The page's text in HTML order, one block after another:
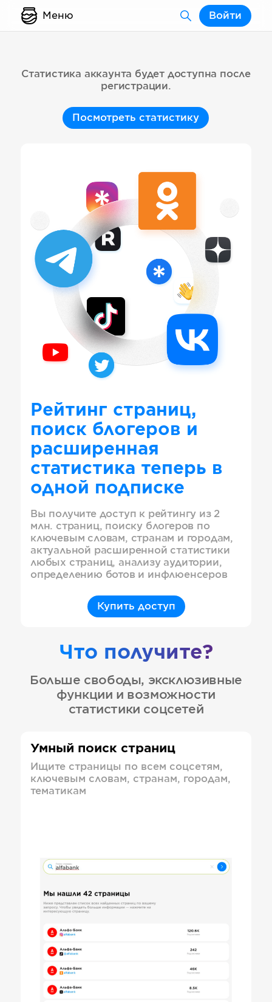
Меню Войти
Статистика аккаунта будет доступна после
регистрации.
Посмотреть статистику
Рейтинг страниц,
поиск блогеров и
расширенная
статистика теперь в
одной подписке
Вы получите доступ к рейтингу из 2
млн. страниц, поиску блогеров по
ключевым словам, странам и городам,
актуальной расширенной статистики
любых страниц, анализу аудитории,
определению ботов и инфлюенсеров
Купить доступ
Что получите?
Больше свободы, эксклюзивные
функции и возможности
статистики соцсетей
Умный поиск страниц
Ищите страницы по всем соцсетям,
ключевым словам, странам, городам,
тематикам